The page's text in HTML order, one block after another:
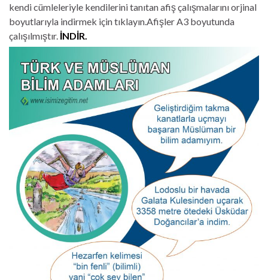
kendi cümleleriyle kendilerini tanıtan afiş çalışmalarını orjinal
boyutlarıyla indirmek için tıklayın.Afişler A3 boyutunda
çalışılmıştır. İNDİR.